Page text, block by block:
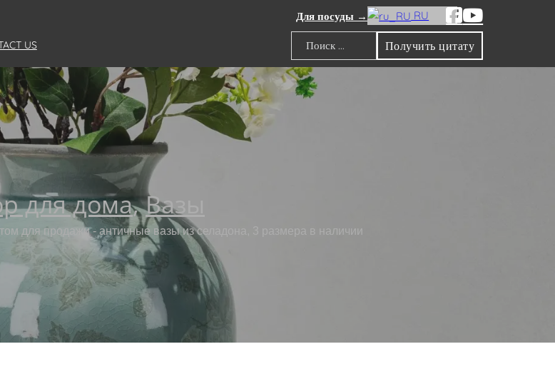
Для посуды → RU
US
Поиск
Получить цитату
для дома,Вазы
для продажи - античные вазы из селадона, 3 размера в наличии